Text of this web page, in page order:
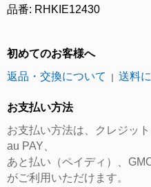
品番: RHKIE12430
初めてのお客様へ
返品・交換について
送料
お支払い方法
お支払い方法は、クレジッ
au PAY、
あと払い（ペイディ）、
がご利用いただけます。